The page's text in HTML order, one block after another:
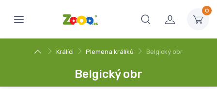
0
Králíci Plemena králíků Belgický obr
Belgický obr